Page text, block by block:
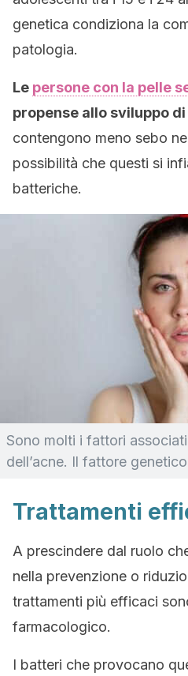
genetica condiziona la
patologia.
Le persone con la pelle
propense allo sviluppo
contengono meno sebo
possibilità che questi si
batteriche.
Sono molti i fattori
dell’acne. Il fattore
Trattamenti
A prescindere dal ruolo
nella prevenzione o
trattamenti più efficaci
farmacologico.
I batteri che provocano